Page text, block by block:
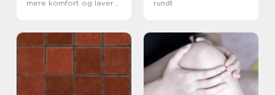
mere komfort og lavere
rundt